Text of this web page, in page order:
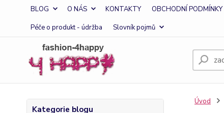
BLOG O NÁS KONTAKTY OBCHODNÍ PODMÍNKY
Péče o produkt - údržba
Slovník pojmů
Kategorie blogu
Úvod